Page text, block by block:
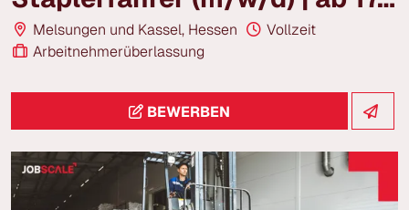
Melsungen und Kassel, Hessen
Vollzeit
Arbeitnehmerüberlassung
BEWERBEN